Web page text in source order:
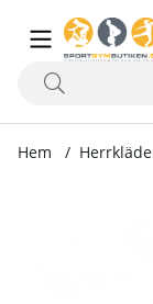
Hem
Produktbilder